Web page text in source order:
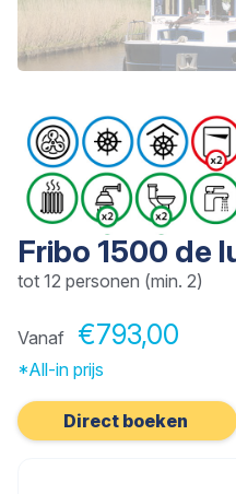
Fribo 1500 de
tot 12 personen (min. 2)
Vanaf €793,00
*All-in prijs
Direct boeken